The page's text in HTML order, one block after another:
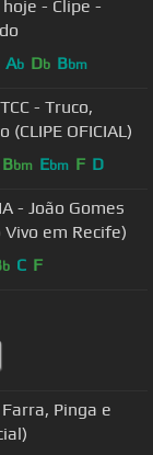
- Clipe -
Ab Db Bbm
- Truco,
(CLIPE OFICIAL)
Bbm Ebm F D
- João Gomes
em Recife)
b C F
Pinga e